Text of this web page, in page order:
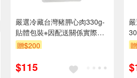
嚴選冷藏台灣豬胛心肉330g-
貼體包裝※因配送關係實際到
貨效期約2-3天
贈$200
$115